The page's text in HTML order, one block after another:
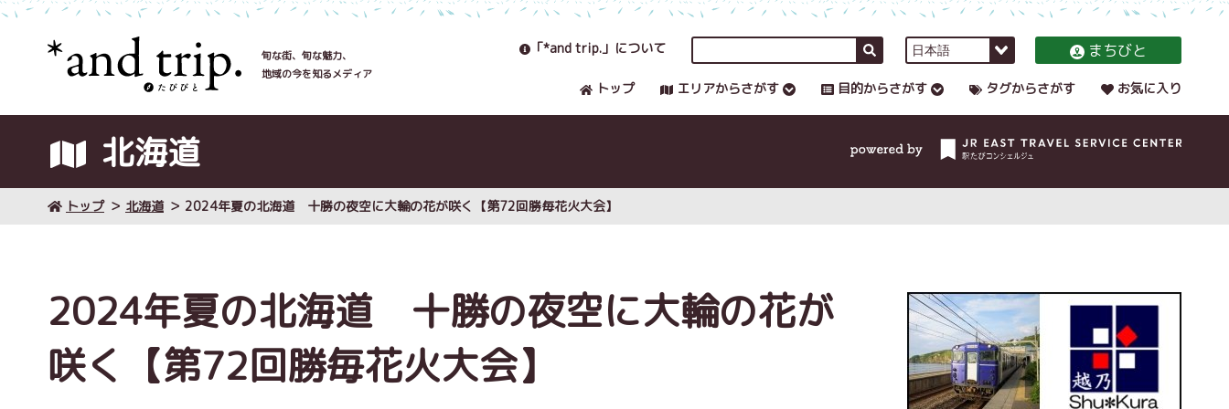
旬な街、旬な魅力、
地域の今を知るメディア
「*and trip.」について まちびと
トップ エリアからさがす 目的からさがす タグからさがす お気に入り
北海道
トップ 北海道 2024年夏の北海道 十勝の夜空に大輪の花が咲く【第72回勝毎花火大会】
2024年夏の北海道 十勝の夜空に大輪の花が
咲く【第72回勝毎花火大会】